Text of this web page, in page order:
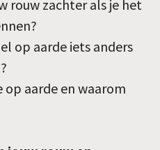
rouw zachter als je het
op aarde iets anders
op aarde en waarom